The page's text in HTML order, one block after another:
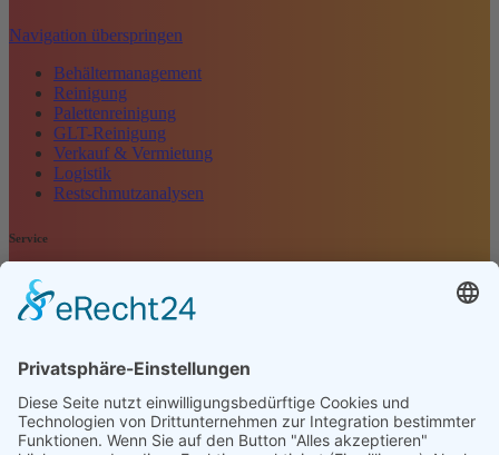
Navigation überspringen
Behältermanagement
Reinigung
Palettenreinigung
GLT-Reinigung
Verkauf & Vermietung
Logistik
Restschmutzanalysen
Service
Navigation überspringen
Kontakt
Anfrage
Impressum
Datenschutz
AGB